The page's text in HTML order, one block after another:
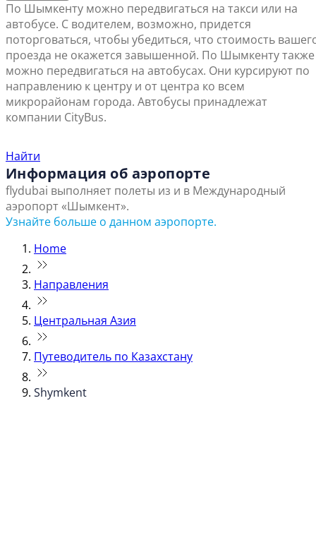
По Шымкенту можно передвигаться на такси или на
автобусе. С водителем, возможно, придется
поторговаться, чтобы убедиться, что стоимость
проезда не окажется завышенной. По Шымкенту также
можно передвигаться на автобусах. Они курсируют по
направлению к центру и от центра ко всем
микрорайонам города. Автобусы принадлежат
компании CityBus.
Найти
Информация об аэропорте
flydubai выполняет полеты из и в Международный
аэропорт «Шымкент».
Узнайте больше о данном аэропорте.
Home
Направления
Центральная Азия
Путеводитель по Казахстану
Shymkent